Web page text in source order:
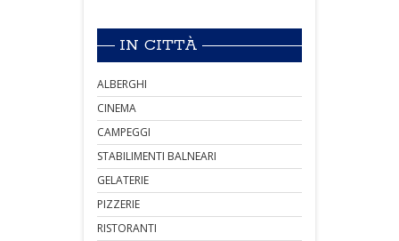
IN CITTÀ
ALBERGHI
CINEMA
CAMPEGGI
STABILIMENTI BALNEARI
GELATERIE
PIZZERIE
RISTORANTI